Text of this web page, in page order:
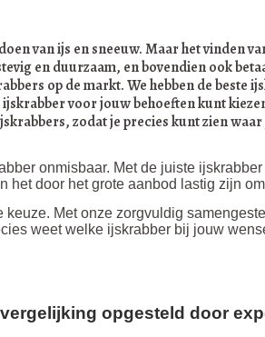
van ijs en sneeuw. Maar het vinden
en duurzaam, en bovendien ook
op de markt. We hebben de beste
voor jouw behoeften kunt
zodat je precies kunt zien
onmisbaar. Met de juiste
het door het grote aanbod lastig zijn
Met onze zorgvuldig
weet welke ijskrabber bij jouw
opgesteld door